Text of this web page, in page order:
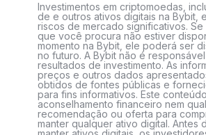
Investimentos em criptomoedas,
de e outros ativos digitais na Bybit,
riscos de mercado significativos.
que você procura não estiver
momento na Bybit, ele poderá ser
no futuro. A Bybit não é
resultados de investimento. As
preços e outros dados
obtidos de fontes públicas e
para fins informativos. Este
aconselhamento financeiro nem
recomendação ou oferta para
manter qualquer ativo digital. Antes